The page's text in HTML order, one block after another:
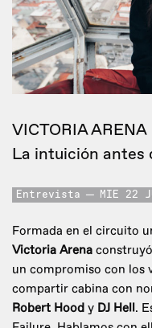
VICTORIA ARENA
La intuición antes
Entrevista MIE 22
Formada en el circuito
Victoria Arena
un compromiso con los
compartir cabina con
Robert Hood y DJ Hell.